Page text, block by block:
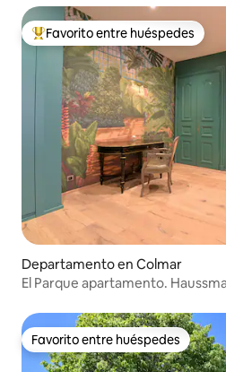
De los mejores en Favorito entre
Favorito entre huéspedes
Departamento en Colmar
El Parque apartamento.
Favorito entre huéspedes
Favorito entre huéspedes